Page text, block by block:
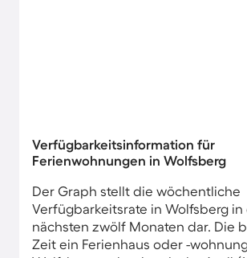
Verfügbarkeitsinformation für
Ferienwohnungen in Wolfsberg
Der Graph stellt die wöchentliche
Verfügbarkeitsrate in Wolfsberg in
nächsten zwölf Monaten dar. Die
Zeit ein Ferienhaus oder -